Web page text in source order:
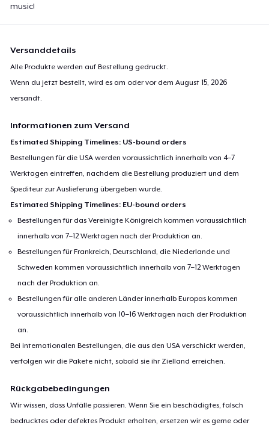
music!
Versanddetails
Alle Produkte werden auf Bestellung gedruckt.
Wenn du jetzt bestellt, wird es am oder vor demAugust 15, 2026
versandt.
Informationen zum Versand
Estimated Shipping Timelines: US-bound orders
Bestellungen für die USA werden voraussichtlich innerhalb von 4–7
Werktagen eintreffen, nachdem die Bestellung produziert und dem
Spediteur zur Auslieferung übergeben wurde.
Estimated Shipping Timelines: EU-bound orders
Bestellungen für das Vereinigte Königreich kommen voraussichtlich
innerhalb von 7–12 Werktagen nach der Produktion an.
Bestellungen für Frankreich, Deutschland, die Niederlande und
Schweden kommen voraussichtlich innerhalb von 7–12 Werktagen
nach der Produktion an.
Bestellungen für alle anderen Länder innerhalb Europas kommen
voraussichtlich innerhalb von 10–16 Werktagen nach der Produktion
an.
Bei internationalen Bestellungen, die aus den USA verschickt werden,
verfolgen wir die Pakete nicht, sobald sie ihr Zielland erreichen.
Rückgabebedingungen
Wir wissen, dass Unfälle passieren. Wenn Sie ein beschädigtes, falsch
bedrucktes oder defektes Produkt erhalten, ersetzen wir es gerne oder